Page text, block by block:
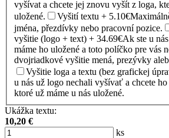
vyšívat a chcete jej znovu vyšít z loga,
uložené.
Vyšití textu + 5.10€
jména, přezdívky nebo pracovní pozice.
vyšitie (logo + text) + 34.69€Ak ste u
máme ho uložené a toto políčko pre vás
dvojriadkové vyšitie mená, prezývky
Vyšitie loga a textu (bez grafickej
u nás už logo nechali vyšívať a chcete
ktoré už máme u nás uložené.
Ukážka textu:
10,20 €
ks